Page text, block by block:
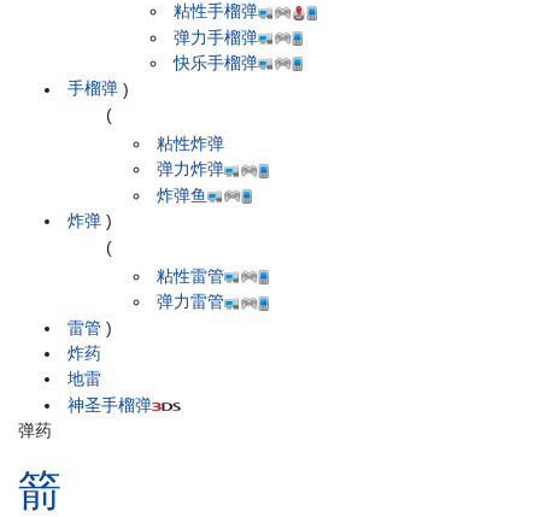
手榴弹
粘性手榴弹
弹力手榴弹
快乐手榴弹
)
炸弹
(
粘性炸弹
弹力炸弹
炸弹鱼
)
雷管
(
粘性雷管
弹力雷管
)
炸药
地雷
神圣手榴弹
弹药
箭